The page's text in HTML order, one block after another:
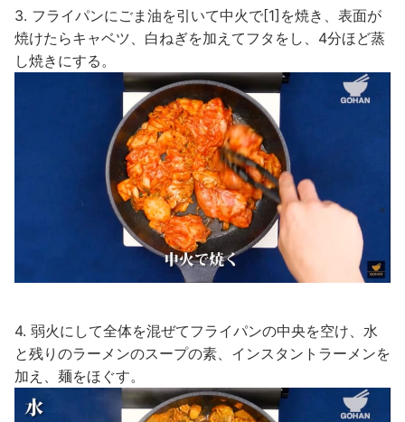
3. フライパンにごま油を引いて中火で[1]を焼き、表面が
焼けたらキャベツ、白ねぎを加えてフタをし、4分ほど蒸
し焼きにする。
4. 弱火にして全体を混ぜてフライパンの中央を空け、水
と残りのラーメンのスープの素、インスタントラーメンを
加え、麺をほぐす。